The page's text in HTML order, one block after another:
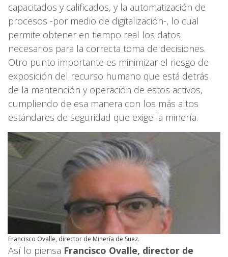
capacitados y calificados, y la automatización de
procesos -por medio de digitalización-, lo cual
permite obtener en tiempo real los datos
necesarios para la correcta toma de decisiones.
Otro punto importante es minimizar el riesgo de
exposición del recurso humano que está detrás
de la mantención y operación de estos activos,
cumpliendo de esa manera con los más altos
estándares de seguridad que exige la minería.
Francisco Ovalle, director de Minería de Suez.
Así lo piensa Francisco Ovalle, director de